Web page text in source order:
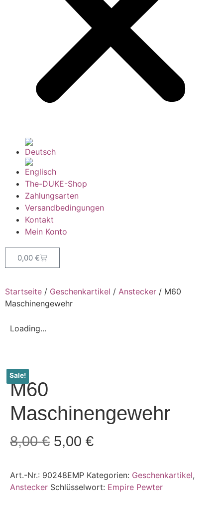
The-DUKE-Shop
Zahlungsarten
Versandbedingungen
Kontakt
Mein Konto
0,00 €
Startseite / Geschenkartikel / Anstecker / M60
Maschinengewehr
Loading...
Sale!
M60
Maschinengewehr
8,00€ 5,00 €
Art.-Nr.: 90248EMP Kategorien: Geschenkartikel,
Anstecker Schlüsselwort: Empire Pewter